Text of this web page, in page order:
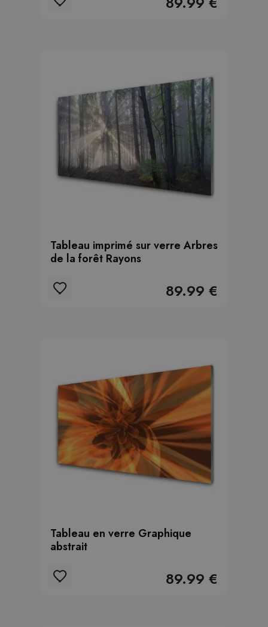
Tableau imprimé sur verre Arbres
de la forêt Rayons
89.99 €
Tableau en verre Graphique
abstrait
89.99 €